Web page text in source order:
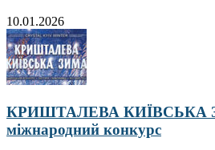
10.01.2026
КРИШТАЛЕВА КИЇВСЬКА
міжнародний конкурс